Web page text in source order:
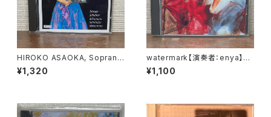
HIROKO ASAOKA, Sopran・
ERIK WERBA, Klavier Mozar
t, Schubert, Schumann, Sal
WERBA】レコード会社：ARICO
RD
¥1,320
watermark【演奏者：enya】レ
コード会社：WEA MUSIC K.K.
1988年
¥1,100